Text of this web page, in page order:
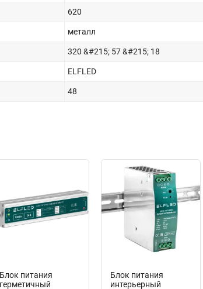
620
металл
320 &#215; 57 &#215; 18
ELFLED
48
Блок питания
герметичный
Блок питания
интерьерный